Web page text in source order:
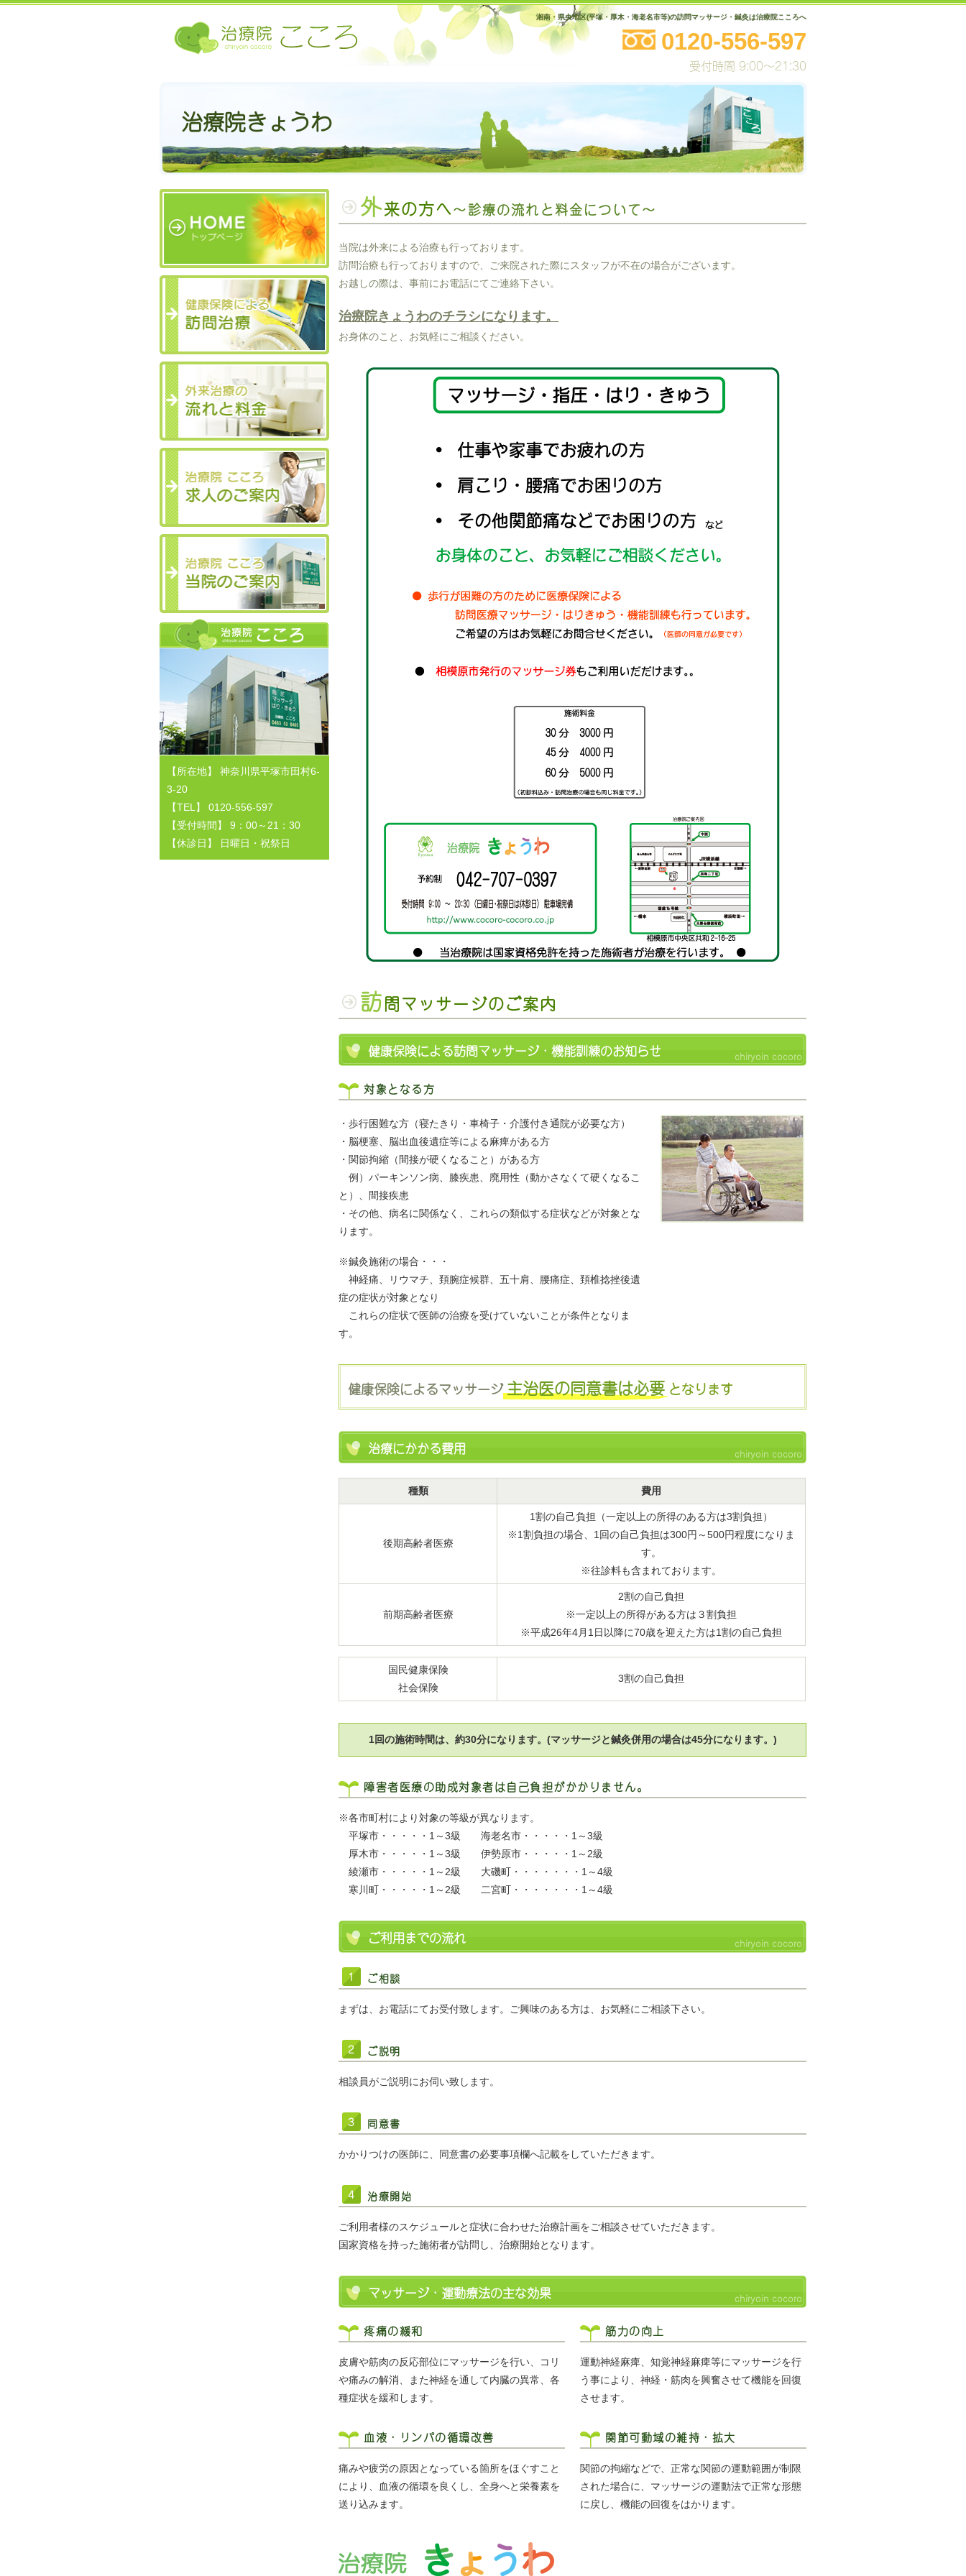
湘南・県央地区(平塚・厚木・海老名市等)の訪問マッサージ・鍼灸は治療院こころへ
0120-556-597
受付時間 9:00～21:30
治療院きょうわ
外来の方へ～診療の流れと料金について～
当院は外来による治療も行っております。
訪問治療も行っておりますので、ご来院された際にスタッフが不在の場合がございます。
お越しの際は、事前にお電話にてご連絡下さい。
治療院きょうわのチラシになります。
お身体のこと、お気軽にご相談ください。
訪問マッサージのご案内
健康保険による訪問マッサージ・機能訓練のお知らせ chiryoin cocoro
対象となる方
・歩行困難な方（寝たきり・車椅子・介護付き通院が必要な方）
・脳梗塞、脳出血後遺症等による麻痺がある方
・関節拘縮（間接が硬くなること）がある方
例）パーキンソン病、膝疾患、廃用性（動かさなくて硬くなるこ
と）、間接疾患
・その他、病名に関係なく、これらの類似する症状などが対象とな
ります。
※鍼灸施術の場合・・・
神経痛、リウマチ、頚腕症候群、五十肩、腰痛症、頚椎捻挫後遺
症の症状が対象となり
これらの症状で医師の治療を受けていないことが条件となりま
す。
健康保険によるマッサージ 主治医の同意書は必要 となります
治療にかかる費用 chiryoin cocoro
種類 費用
後期高齢者医療
1割の自己負担（一定以上の所得のある方は3割負担）
※1割負担の場合、1回の自己負担は300円～500円程度になりま
す。
※往診料も含まれております。
前期高齢者医療
2割の自己負担
※一定以上の所得がある方は３割負担
※平成26年4月1日以降に70歳を迎えた方は1割の自己負担
国民健康保険
社会保険
3割の自己負担
1回の施術時間は、約30分になります。(マッサージと鍼灸併用の場合は45分になります。)
障害者医療の助成対象者は自己負担がかかりません。
※各市町村により対象の等級が異なります。
平塚市・・・・・1～3級 海老名市・・・・・1～3級
厚木市・・・・・1～3級 伊勢原市・・・・・1～2級
綾瀬市・・・・・1～2級 大磯町・・・・・・・1～4級
寒川町・・・・・1～2級 二宮町・・・・・・・1～4級
ご利用までの流れ chiryoin cocoro
1 ご相談
まずは、お電話にてお受付致します。ご興味のある方は、お気軽にご相談下さい。
2 ご説明
相談員がご説明にお伺い致します。
3 同意書
かかりつけの医師に、同意書の必要事項欄へ記載をしていただきます。
4 治療開始
ご利用者様のスケジュールと症状に合わせた治療計画をご相談させていただきます。
国家資格を持った施術者が訪問し、治療開始となります。
マッサージ・運動療法の主な効果 chiryoin cocoro
疼痛の緩和
皮膚や筋肉の反応部位にマッサージを行い、コリ
や痛みの解消、また神経を通して内臓の異常、各
種症状を緩和します。
筋力の向上
運動神経麻痺、知覚神経麻痺等にマッサージを行
う事により、神経・筋肉を興奮させて機能を回復
させます。
血液・リンパの循環改善
痛みや疲労の原因となっている箇所をほぐすこと
により、血液の循環を良くし、全身へと栄養素を
送り込みます。
関節可動域の維持・拡大
関節の拘縮などで、正常な関節の運動範囲が制限
された場合に、マッサージの運動法で正常な形態
に戻し、機能の回復をはかります。
トップページ
健康保険による訪問治療
外来治療の流れと料金
求人のご案内
当院のご案内
【所在地】 神奈川県平塚市田村6-
3-20
【TEL】 0120-556-597
【受付時間】 9：00～21：30
【休診日】 日曜日・祝祭日